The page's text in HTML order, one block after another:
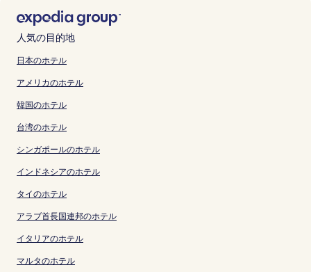
人気の目的地
日本のホテル
アメリカのホテル
韓国のホテル
台湾のホテル
シンガポールのホテル
インドネシアのホテル
タイのホテル
アラブ首長国連邦のホテル
イタリアのホテル
マルタのホテル